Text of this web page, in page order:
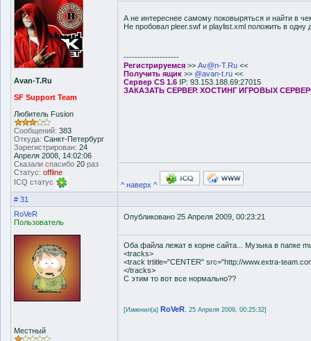
Avan-T.Ru
SF Support Team
Любитель Fusion
Сообщений: 383
Откуда: Санкт-Петербург
Зарегистрирован: 24
Апреля 2008, 14:02:06
Сказали спасибо 20 раз
Статус: offline
ICQ статус
А не интереснее самому поковыряться и найти в
Не пробовал pleer.swf и playlist.xml положить в одну
--------------------
Регистрируемся >> Av@n-T.Ru <<
Получить ящик >> @avan-t.ru <<
Сервер CS 1.6 IP: 93.153.188.69:27015
ЗАКАЗАТЬ СЕРВЕР. ХОСТИНГ ИГРОВЫХ
^ наверх ^
# 31
RoVeR
Пользователь
Местный
Опубликовано 25 Апреля 2009, 00:23:21
Оба файла лежат в корне сайта... Музыка в папке
<tracks>
<track trtitle="CENTER" src="http://www.extra-
</tracks>
С этим то вот все нормально??
[Изменил(а) RoVeR, 25 Апреля 2009, 00:25:32]